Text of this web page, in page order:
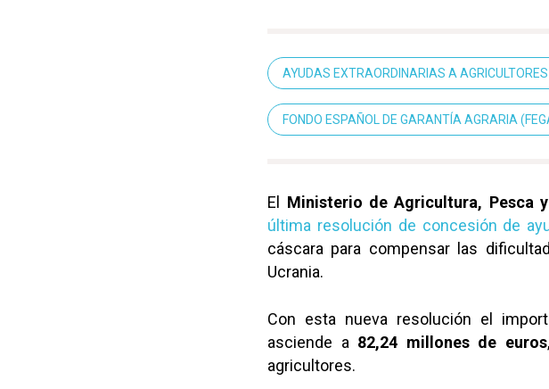
AYUDAS EXTRAORDINARIAS A
FONDO ESPAÑOL DE GARANTÍA AGRARIA
El Ministerio de Agricultura, Pesca
última resolución de concesión de
cáscara para compensar las
Ucrania.
Con esta nueva resolución el
asciende a 82,24 millones de euros
agricultores.